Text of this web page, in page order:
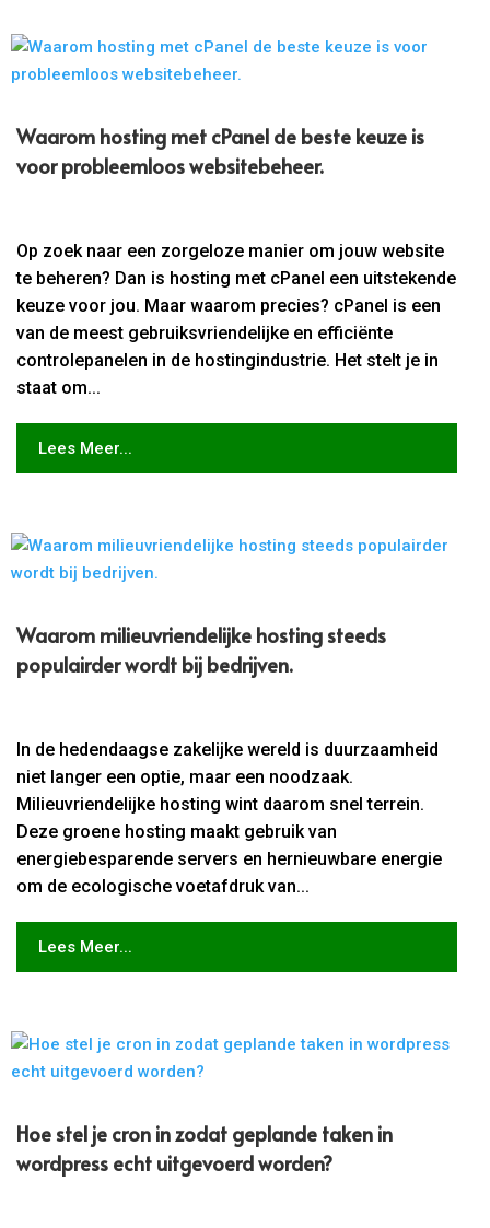
Waarom hosting met cPanel de beste keuze is
voor probleemloos websitebeheer.​
Op zoek naar een zorgeloze manier om jouw website
te beheren? Dan is hosting met cPanel een uitstekende
keuze voor jou. Maar waarom precies? cPanel is een
van de meest gebruiksvriendelijke en efficiënte
controlepanelen in de hostingindustrie. Het stelt je in
staat om...
Lees Meer...
Waarom milieuvriendelijke hosting steeds
populairder wordt bij bedrijven.​
In de hedendaagse zakelijke wereld is duurzaamheid
niet langer een optie, maar een noodzaak.
Milieuvriendelijke hosting wint daarom snel terrein.
Deze groene hosting maakt gebruik van
energiebesparende servers en hernieuwbare energie
om de ecologische voetafdruk van...
Lees Meer...
Hoe stel je cron in zodat geplande taken in
wordpress echt uitgevoerd worden?